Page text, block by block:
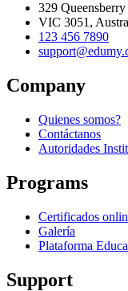
329
VIC 3051,
123 456 7890
Company
Quienes somos?
Contáctanos
Autoridades
Programs
Certificados
Galería
Plataforma
Support